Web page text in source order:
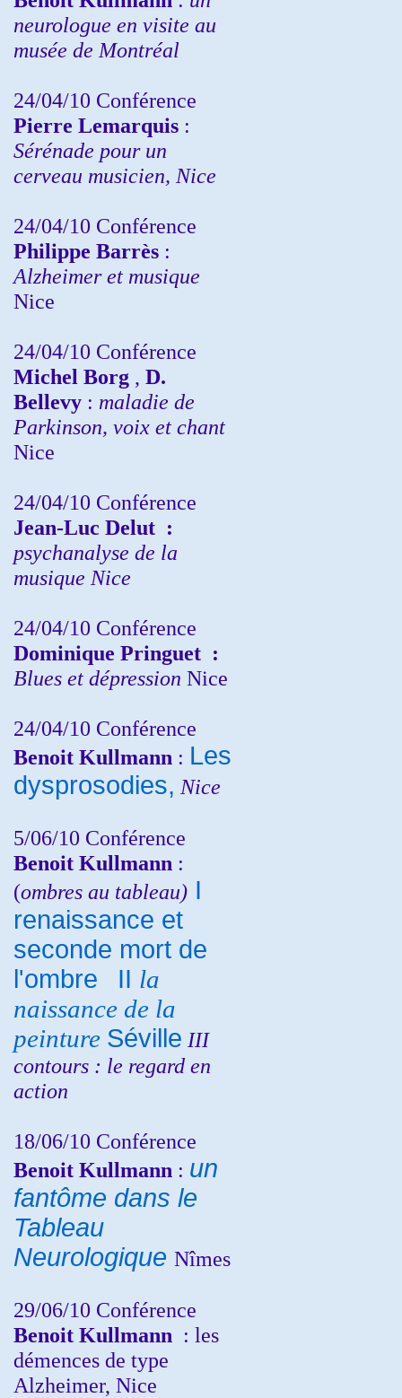
neurologue en visite au
musée de Montréal
24/04/10 Conférence
Pierre Lemarquis :
Sérénade pour un
cerveau musicien, Nice
24/04/10 Conférence
Philippe Barrès :
Alzheimer et musique
Nice
24/04/10 Conférence
Michel Borg , D.
Bellevy : maladie de
Parkinson, voix et chant
Nice
24/04/10 Conférence
Jean-Luc Delut :
psychanalyse de la
musique Nice
24/04/10 Conférence
Dominique Pringuet :
Blues et dépression Nice
24/04/10 Conférence
Benoit Kullmann : Les
dysprosodies, Nice
5/06/10 Conférence
Benoit Kullmann :
(ombres au tableau) I
renaissance et
seconde mort de
l'ombre
II la
naissance de la
peinture Séville III
contours : le regard en
action
18/06/10 Conférence
Benoit Kullmann : un
fantôme dans le
Tableau
Neurologique Nîmes
29/06/10 Conférence
Benoit Kullmann : les
démences de type
Alzheimer, Nice